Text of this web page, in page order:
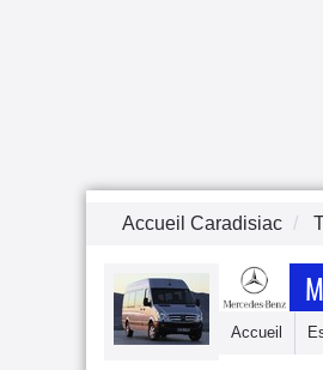
Accueil Caradisiac
Accueil